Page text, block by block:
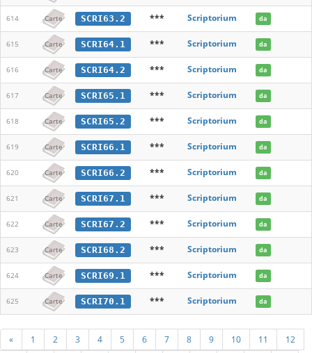
614 Carte SCRI63.2 *** Scriptorium da
615 Carte SCRI64.1 *** Scriptorium da
616 Carte SCRI64.2 *** Scriptorium da
617 Carte SCRI65.1 *** Scriptorium da
618 Carte SCRI65.2 *** Scriptorium da
619 Carte SCRI66.1 *** Scriptorium da
620 Carte SCRI66.2 *** Scriptorium da
621 Carte SCRI67.1 *** Scriptorium da
622 Carte SCRI67.2 *** Scriptorium da
623 Carte SCRI68.2 *** Scriptorium da
624 Carte SCRI69.1 *** Scriptorium da
625 Carte SCRI70.1 *** Scriptorium da
« 1 2 3 4 5 6 7 8 9 10 11 12